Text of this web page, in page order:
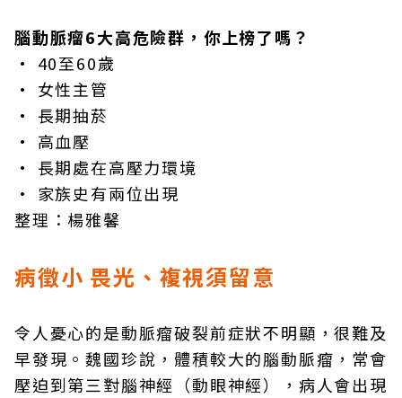
腦動脈瘤6大高危險群，你上榜了嗎？
• 40至60歲
• 女性主管
• 長期抽菸
• 高血壓
• 長期處在高壓力環境
• 家族史有兩位出現
整理：楊雅馨
病徵小 畏光、複視須留意
令人憂心的是動脈瘤破裂前症狀不明顯，很難及
早發現。魏國珍說，體積較大的腦動脈瘤，常會
壓迫到第三對腦神經（動眼神經），病人會出現